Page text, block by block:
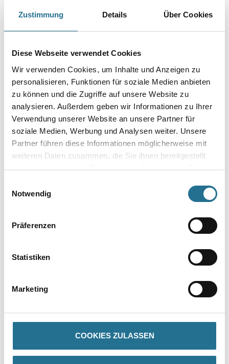
Zustimmung Details Über Cookies
Diese Webseite verwendet Cookies
Wir verwenden Cookies, um Inhalte und Anzeigen zu
personalisieren, Funktionen für soziale Medien anbieten
zu können und die Zugriffe auf unsere Website zu
analysieren. Außerdem geben wir Informationen zu Ihrer
Verwendung unserer Website an unsere Partner für
soziale Medien, Werbung und Analysen weiter. Unsere
Partner führen diese Informationen möglicherweise mit
weiteren Daten zusammen, die Sie ihnen bereitgestellt
haben oder die sie im Rahmen Ihrer Nutzung der Dienste
Notwendig
Präferenzen
Statistiken
Marketing
COOKIES ZULASSEN
Umrechnungsfaktoren
PRODUKTEIGENSCHAFTEN
Verarbeitungstemp./Luftfeuchte